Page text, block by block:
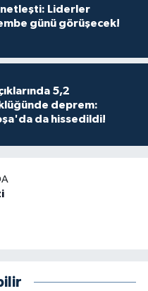
netleşti: Liderler
günü görüşecek!
5,2
deprem:
da hissedildi!